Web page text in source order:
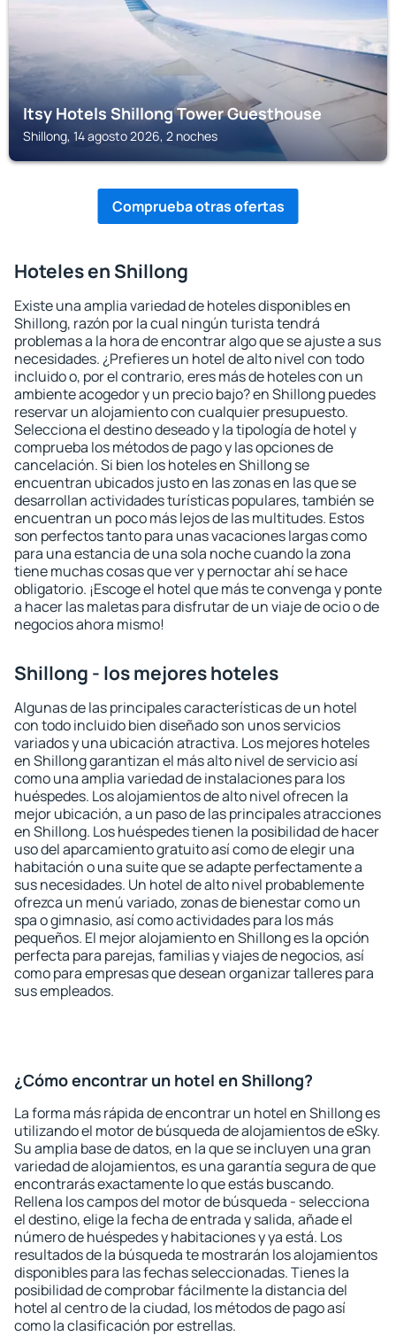
Itsy Hotels Shillong Tower Guesthouse
Shillong, 14 agosto 2026, 2 noches
Comprueba otras ofertas
Hoteles en Shillong
Existe una amplia variedad de hoteles disponibles en
Shillong, razón por la cual ningún turista tendrá
problemas a la hora de encontrar algo que se ajuste a sus
necesidades. ¿Prefieres un hotel de alto nivel con todo
incluido o, por el contrario, eres más de hoteles con un
ambiente acogedor y un precio bajo? en Shillong puedes
reservar un alojamiento con cualquier presupuesto.
Selecciona el destino deseado y la tipología de hotel y
comprueba los métodos de pago y las opciones de
cancelación. Si bien los hoteles en Shillong se
encuentran ubicados justo en las zonas en las que se
desarrollan actividades turísticas populares, también se
encuentran un poco más lejos de las multitudes. Estos
son perfectos tanto para unas vacaciones largas como
para una estancia de una sola noche cuando la zona
tiene muchas cosas que ver y pernoctar ahí se hace
obligatorio. ¡Escoge el hotel que más te convenga y ponte
a hacer las maletas para disfrutar de un viaje de ocio o de
negocios ahora mismo!
Shillong - los mejores hoteles
Algunas de las principales características de un hotel
con todo incluido bien diseñado son unos servicios
variados y una ubicación atractiva. Los mejores hoteles
en Shillong garantizan el más alto nivel de servicio así
como una amplia variedad de instalaciones para los
huéspedes. Los alojamientos de alto nivel ofrecen la
mejor ubicación, a un paso de las principales atracciones
en Shillong. Los huéspedes tienen la posibilidad de hacer
uso del aparcamiento gratuito así como de elegir una
habitación o una suite que se adapte perfectamente a
sus necesidades. Un hotel de alto nivel probablemente
ofrezca un menú variado, zonas de bienestar como un
spa o gimnasio, así como actividades para los más
pequeños. El mejor alojamiento en Shillong es la opción
perfecta para parejas, familias y viajes de negocios, así
como para empresas que desean organizar talleres para
sus empleados.
¿Cómo encontrar un hotel en Shillong?
La forma más rápida de encontrar un hotel en Shillong es
utilizando el motor de búsqueda de alojamientos de eSky.
Su amplia base de datos, en la que se incluyen una gran
variedad de alojamientos, es una garantía segura de que
encontrarás exactamente lo que estás buscando.
Rellena los campos del motor de búsqueda - selecciona
el destino, elige la fecha de entrada y salida, añade el
número de huéspedes y habitaciones y ya está. Los
resultados de la búsqueda te mostrarán los alojamientos
disponibles para las fechas seleccionadas. Tienes la
posibilidad de comprobar fácilmente la distancia del
hotel al centro de la ciudad, los métodos de pago así
como la clasificación por estrellas.